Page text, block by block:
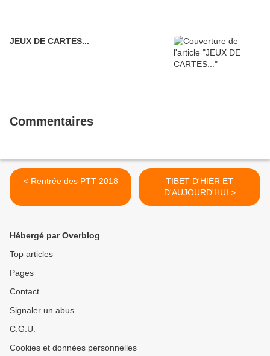
JEUX DE CARTES...
Commentaires
< Rentrée des PTT 2018
TIBET D'HIER ET
D'AUJOURD'HUI >
Hébergé par Overblog
Top articles
Pages
Contact
Signaler un abus
C.G.U.
Cookies et données personnelles